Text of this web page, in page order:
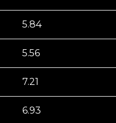
5.84
5.56
7.21
6.93